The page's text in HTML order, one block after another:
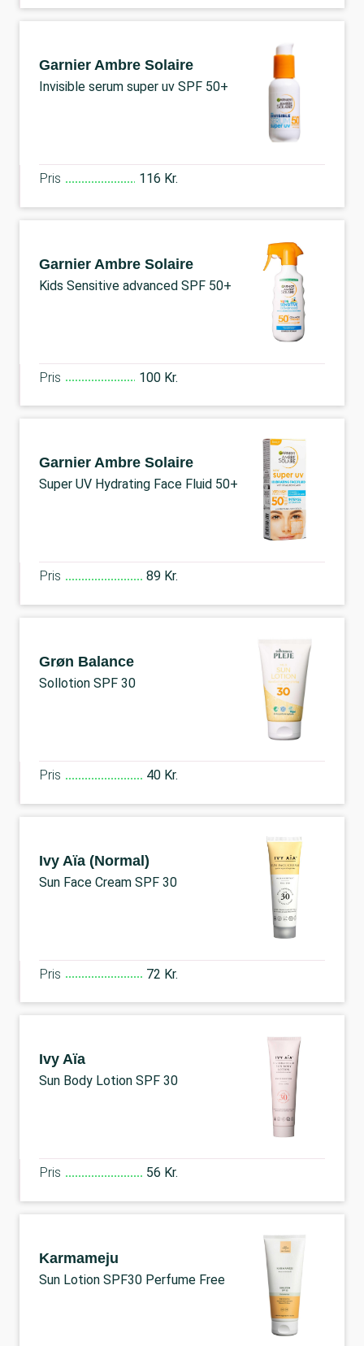
Garnier Ambre Solaire
Invisible serum super uv SPF 50+
Pris 116 Kr.
Garnier Ambre Solaire
Kids Sensitive advanced SPF 50+
Pris 100 Kr.
Garnier Ambre Solaire
Super UV Hydrating Face Fluid 50+
Pris 89 Kr.
Grøn Balance
Sollotion SPF 30
Pris 40 Kr.
Ivy Aïa (Normal)
Sun Face Cream SPF 30
Pris 72 Kr.
Ivy Aïa
Sun Body Lotion SPF 30
Pris 56 Kr.
Karmameju
Sun Lotion SPF30 Perfume Free